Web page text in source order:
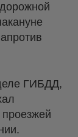
ГИБДД,